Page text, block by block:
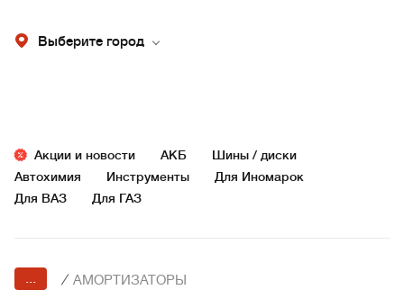
Выберите город
Акции и новости АКБ
Шины / диски
Автохимия
Инструменты
Для Иномарок
Для ВАЗ
Для ГАЗ
... / АМОРТИЗАТОРЫ